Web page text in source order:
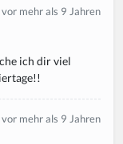
vor mehr als 9 Jahren
ich dir viel
vor mehr als 9 Jahren